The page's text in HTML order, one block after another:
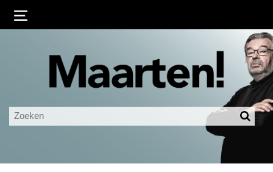
Ingelogd blijven
LOGIN